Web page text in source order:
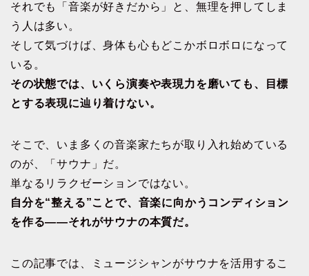
それでも「音楽が好きだから」と、無理を押してしま
う人は多い。
そして気づけば、身体も心もどこかボロボロになって
いる。
その状態では、いくら演奏や表現力を磨いても、目標
とする表現に辿り着けない。
そこで、いま多くの音楽家たちが取り入れ始めている
のが、「サウナ」だ。
単なるリラクゼーションではない。
自分を“整える”ことで、音楽に向かうコンディション
を作る――それがサウナの本質だ。
この記事では、ミュージシャンがサウナを活用するこ